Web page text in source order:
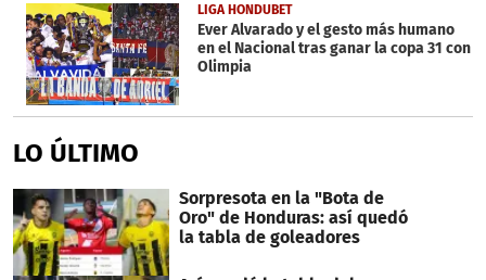
LIGA HONDUBET
Ever Alvarado y el gesto más humano
en el Nacional tras ganar la copa 31 con
Olimpia
LO ÚLTIMO
Sorpresota en la "Bota de
Oro" de Honduras: así quedó
la tabla de goleadores